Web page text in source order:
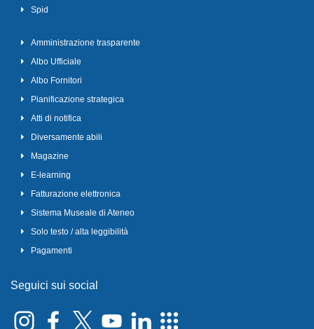
Spid
Amministrazione trasparente
Albo Ufficiale
Albo Fornitori
Pianificazione strategica
Atti di notifica
Diversamente abili
Magazine
E-learning
Fatturazione elettronica
Sistema Museale di Ateneo
Solo testo / alta leggibilità
Pagamenti
Seguici sui social